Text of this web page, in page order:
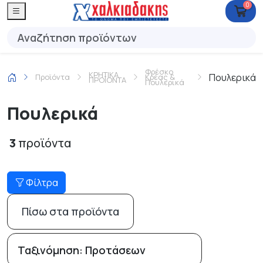
0
Προϊόντα ΚΡΗΤΙΚΑ
ΠΡΟΪΟΝΤΑ
Φρέσκο
Κρέας &
Πουλερικά Πουλερικά
Πουλερικά
3 προϊόντα
Φίλτρα
Πίσω στα προϊόντα